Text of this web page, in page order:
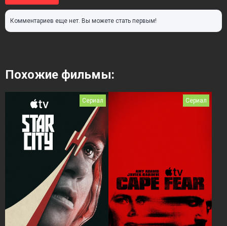
Комментариев еще нет. Вы можете стать первым!
Похожие фильмы:
Сериал Сериал